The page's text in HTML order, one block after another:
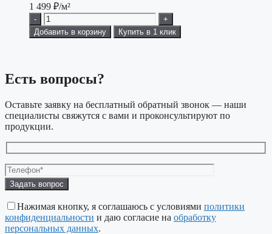
1 499 ₽/м²
-
+
Добавить в корзину
Купить в 1 клик
Есть вопросы?
Оставьте заявку на бесплатный обратный звонок — наши
специалисты свяжутся с вами и проконсультируют по
продукции.
Оставьте
это
поле
пустым.
Нажимая кнопку, я соглашаюсь с условиями политики
конфиденциальности и даю согласие на обработку
персональных данных.